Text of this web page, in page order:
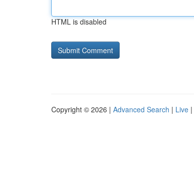
HTML is disabled
Copyright © 2026 | Advanced Search | Live |